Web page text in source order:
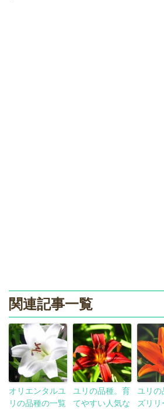
関連記事一覧
オリエンタルユ
リの品種の一覧
ユリの品種。育
てやすい人気な
ユリの
ズリリ